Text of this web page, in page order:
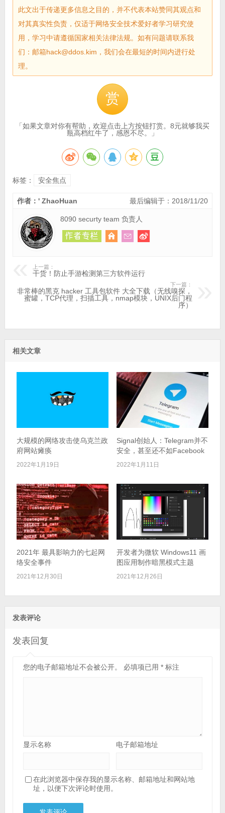
此文出于传递更多信息之目的，并不代表本站赞同其观点和
对其真实性负责，仅适于网络安全技术爱好者学习研究使
用，学习中请遵循国家相关法律法规。如有问题请联系我
们：邮箱hack@ddos.kim，我们会在最短的时间内进行处
理。
赏
「如果文章对你有帮助，欢迎点击上方按钮打赏。8元就够我买
瓶高档红牛了，感恩不尽。」
标签： 安全焦点
最后编辑于：2018/11/20
作者：' ZhaoHuan
8090 securty team 负责人
上一篇：
干货！防止手游检测第三方软件运行
下一篇：
非常棒的黑克 hacker 工具包软件 大全下载（无线嗅探，
蜜罐，TCP代理，扫描工具，nmap模块，UNIX后门程
序）
相关文章
大规模的网络攻击使乌克兰政
府网站瘫痪
2022年1月19日
Signal创始人：Telegram并不
安全，甚至还不如Facebook
2022年1月11日
2021年 最具影响力的七起网
络安全事件
2021年12月30日
开发者为微软 Windows11 画
图应用制作暗黑模式主题
2021年12月26日
发表评论
发表回复
您的电子邮箱地址不会被公开。 必填项已用 *标注
显示名称 电子邮箱地址
在此浏览器中保存我的显示名称、邮箱地址和网站地
址，以便下次评论时使用。